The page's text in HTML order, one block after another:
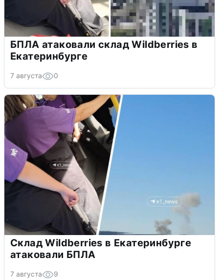
БПЛА атаковали склад Wildberries в
Екатеринбурге
7 августа 0
Склад Wildberries в Екатеринбурге
атаковали БПЛА
7 августа 9